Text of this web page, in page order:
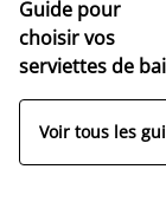
Guide pour
choisir vos
serviettes de
Voir tous les